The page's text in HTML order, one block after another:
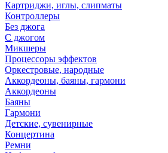
Картриджи, иглы, слипматы
Контроллеры
Без джога
С джогом
Микшеры
Процессоры эффектов
Оркестровые, народные
Аккордеоны, баяны, гармони
Аккордеоны
Баяны
Гармони
Детские, сувенирные
Концертина
Ремни